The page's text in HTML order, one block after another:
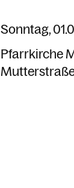
Sonntag,
Pfarrkirche